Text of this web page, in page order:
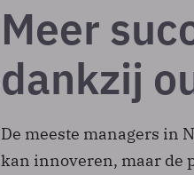
Meer
dankzij
De meeste managers in
kan innoveren, maar de